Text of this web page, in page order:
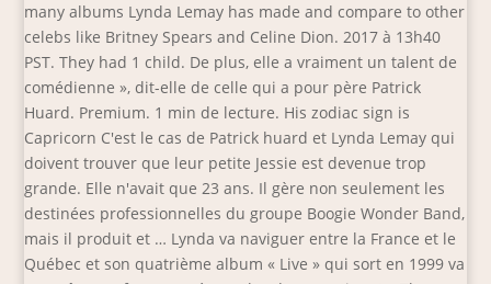
many albums Lynda Lemay has made and compare to other
celebs like Britney Spears and Celine Dion. 2017 à 13h40
PST. They had 1 child. De plus, elle a vraiment un talent de
comédienne », dit-elle de celle qui a pour père Patrick
Huard. Premium. 1 min de lecture. His zodiac sign is
Capricorn C'est le cas de Patrick huard et Lynda Lemay qui
doivent trouver que leur petite Jessie est devenue trop
grande. Elle n'avait que 23 ans. Il gère non seulement les
destinées profession­nelles du groupe Boogie Wonder Band,
mais il produit et … Lynda va naviguer entre la France et le
Québec et son quatrième album « Live » qui sort en 1999 va